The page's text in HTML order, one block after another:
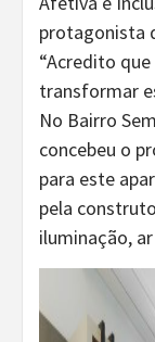
protagonista
“Acredito
transformar
No Bairro
concebeu o
para este
pela
iluminação,